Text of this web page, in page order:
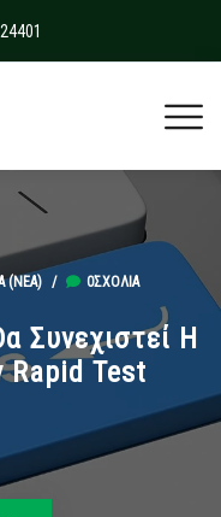
(ΝΕΑ)/ 0ΣΧΌΛΙΑ
Συνεχιστεί Η
Rapid Test